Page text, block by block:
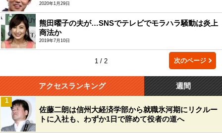
2020年1月29日
熊田曜子の夫が…SNSでテレビでモラハラ騒動は炎上
商法か
2019年7月10日
1 / 2 次のページ
アクセスランキング 週間
佐藤二朗は信州大経済学部から就職氷河期にリクルー
トに入社も、わずか1日で辞めて役者の道へ
1